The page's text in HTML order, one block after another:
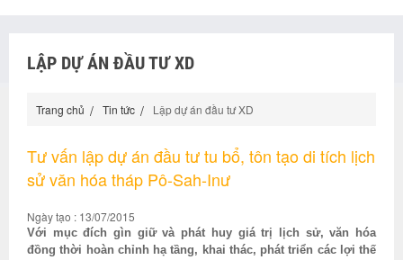
LẬP DỰ ÁN ĐẦU TƯ XD
Trang chủ Tin tức Lập dự án đầu tư XD
Tư vấn lập dự án đầu tư tu bổ, tôn tạo di tích lịch
sử văn hóa tháp Pô-Sah-Inư
Ngày tạo : 13/07/2015
Với mục đích gìn giữ và phát huy giá trị lịch sử, văn hóa
đồng thời hoàn chỉnh hạ tầng, khai thác, phát triển các lợi thế